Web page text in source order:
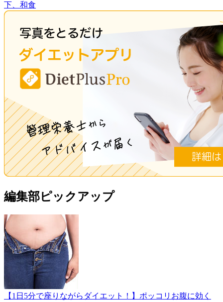
下、和食
編集部ピックアップ
【1日5分で座りながらダイエット！】ポッコリお腹に効く